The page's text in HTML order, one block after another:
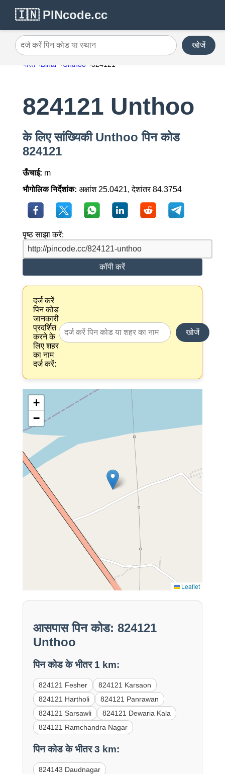
🇮🇳 PINcode.cc
दर्ज करें पिन कोड या स्थान खोजें
भारत Bihar Unthoo 824121
824121 Unthoo
के लिए सांख्यिकी Unthoo पिन कोड
824121
ऊँचाई: m
भौगोलिक निर्देशांक: अक्षांश 25.0421, देशांतर 84.3754
पृष्ठ साझा करें:
कॉपी करें
दर्ज करें
पिन कोड
जानकारी
प्रदर्शित
करने के
लिए शहर
का नाम
दर्ज करें:
खोजें
+
−
Leaflet
आसपास पिन कोड: 824121
Unthoo
पिन कोड के भीतर 1 km:
824121 Fesher
824121 Karsaon
824121 Hartholi
824121 Panrawan
824121 Sarsawli
824121 Dewaria Kala
824121 Ramchandra Nagar
पिन कोड के भीतर 3 km:
824143 Daudnagar